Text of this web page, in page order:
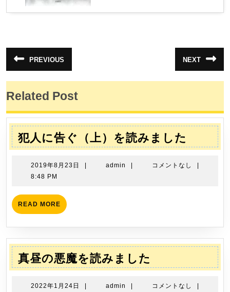
投
稿
ナ
ビ
ゲ
ー
シ
PREVIOUS
の
投
NEXT
の
投
Related Post
犯人に告ぐ（上）を読みました
人
に
読
み
し
た
2019年8月23日
2019
| admin admin
| コメントなし
|
8:48 PM
READ MORE READ
MORE
真昼の悪魔を読みました
昼
の
2022年1月24日
2022
admin admin コメントなし